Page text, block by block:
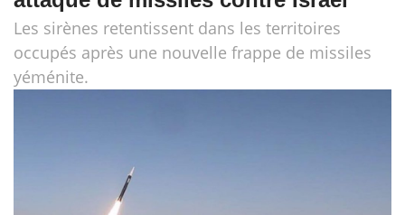
Les sirènes retentissent dans les territoires
occupés après une nouvelle frappe de missiles
yéménite.